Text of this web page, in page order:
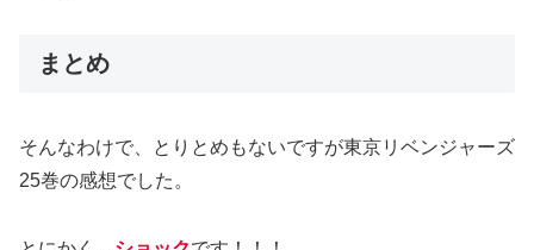
まとめ
そんなわけで、とりとめもないですが東京リベンジャーズ
25巻の感想でした。